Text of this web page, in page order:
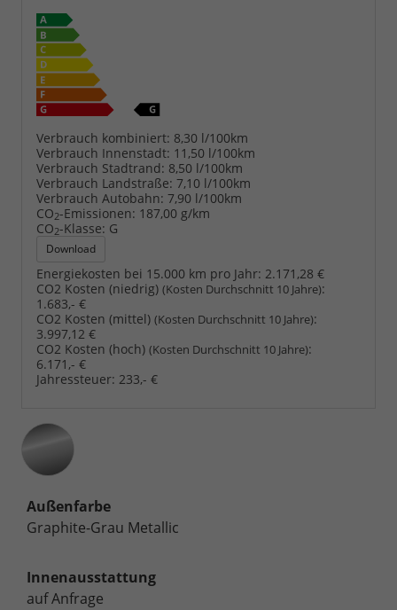
Verbrauch kombiniert: 8,30 l/100km
Verbrauch Innenstadt: 11,50 l/100km
Verbrauch Stadtrand: 8,50 l/100km
Verbrauch Landstraße: 7,10 l/100km
Verbrauch Autobahn: 7,90 l/100km
CO2-Emissionen: 187,00 g/km
CO2-Klasse: G
Download
Energiekosten bei 15.000 km pro Jahr: 2.171,28 €
CO2 Kosten (niedrig) (Kosten Durchschnitt 10 Jahre):
1.683,- €
CO2 Kosten (mittel) (Kosten Durchschnitt 10 Jahre):
3.997,12 €
CO2 Kosten (hoch) (Kosten Durchschnitt 10 Jahre):
6.171,- €
Jahressteuer: 233,- €
Außenfarbe
Graphite-Grau Metallic
Innenausstattung
auf Anfrage